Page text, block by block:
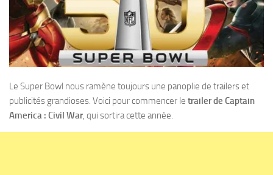
Le Super Bowl nous ramène toujours une panoplie de trailers et
publicités grandioses. Voici pour commencer le trailer de Captain
America : Civil War, qui sortira cette année.